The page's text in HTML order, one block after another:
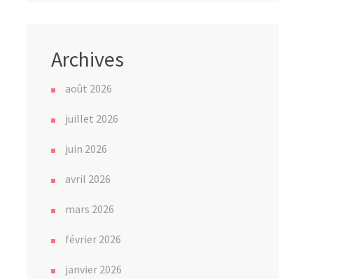
Archives
août 2026
juillet 2026
juin 2026
avril 2026
mars 2026
février 2026
janvier 2026